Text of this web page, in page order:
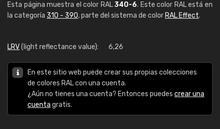
Esta página muestra el color RAL340-6. Este color RAL está en
la categoría 310 - 390, parte del sistema de color RAL Effect.
LRV(light reflectance value): 6,26
En este sitio web puede crear sus propias colecciones
de colores RAL con una cuenta.
¿Aún no tienes una cuenta? Entonces puedes crear una
cuenta gratis.